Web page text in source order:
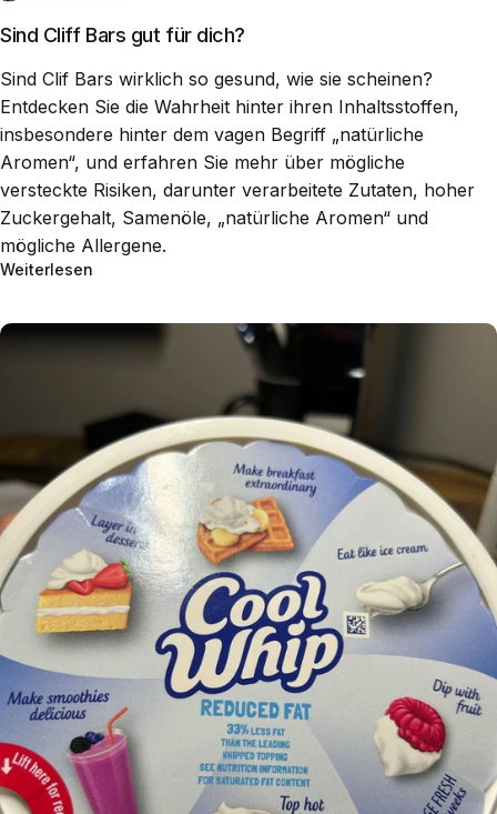
Sind Cliff Bars gut für dich?
Sind Clif Bars wirklich so gesund, wie sie scheinen?
Entdecken Sie die Wahrheit hinter ihren Inhaltsstoffen,
insbesondere hinter dem vagen Begriff „natürliche
Aromen“, und erfahren Sie mehr über mögliche
versteckte Risiken, darunter verarbeitete Zutaten, hoher
Zuckergehalt, Samenöle, „natürliche Aromen“ und
mögliche Allergene.
Weiterlesen